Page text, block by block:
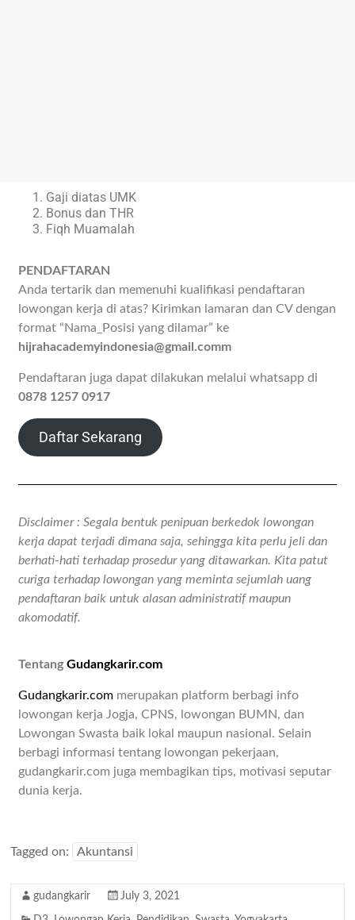
Gaji diatas UMK
Bonus dan THR
Fiqh Muamalah
PENDAFTARAN
Anda tertarik dan memenuhi kualifikasi pendaftaran
lowongan kerja di atas? Kirimkan lamaran dan CV dengan
format “Nama_Posisi yang dilamar” ke
hijrahacademyindonesia@gmail.comm
Pendaftaran juga dapat dilakukan melalui whatsapp di
0878 1257 0917
Daftar Sekarang
Disclaimer : Segala bentuk penipuan berkedok lowongan
kerja dapat terjadi dimana saja, sehingga kita perlu jeli dan
berhati-hati terhadap prosedur yang ditawarkan. Kita patut
curiga terhadap lowongan yang meminta sejumlah uang
pendaftaran baik untuk alasan administratif maupun
akomodatif.
TentangGudangkarir.com
Gudangkarir.com merupakan platform berbagi info
lowongan kerja Jogja, CPNS, lowongan BUMN, dan
Lowongan Swasta baik lokal maupun nasional. Selain
berbagi informasi tentang lowongan pekerjaan,
gudangkarir.com juga membagikan tips, motivasi seputar
dunia kerja.
Tagged on: Akuntansi
gudangkarir July 3, 2021